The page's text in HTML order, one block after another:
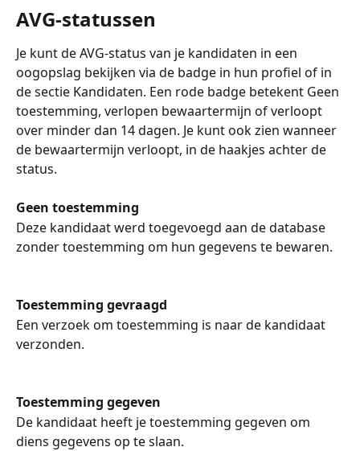
AVG-statussen
Je kunt de AVG-status van je kandidaten in een
oogopslag bekijken via de badge in hun profiel of in
de sectie Kandidaten. Een rode badge betekent Geen
toestemming, verlopen bewaartermijn of verloopt
over minder dan 14 dagen. Je kunt ook zien wanneer
de bewaartermijn verloopt, in de haakjes achter de
status.
Geen toestemming
Deze kandidaat werd toegevoegd aan de database
zonder toestemming om hun gegevens te bewaren.
Toestemming gevraagd
Een verzoek om toestemming is naar de kandidaat
verzonden.
Toestemming gegeven
De kandidaat heeft je toestemming gegeven om
diens gegevens op te slaan.